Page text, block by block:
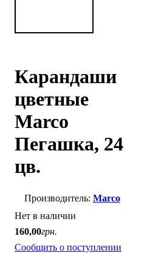
Карандаши
цветные
Marco
Пегашка, 24
цв.
Marco
Нет в наличии
160,00грн.
Сообщить о поступлении